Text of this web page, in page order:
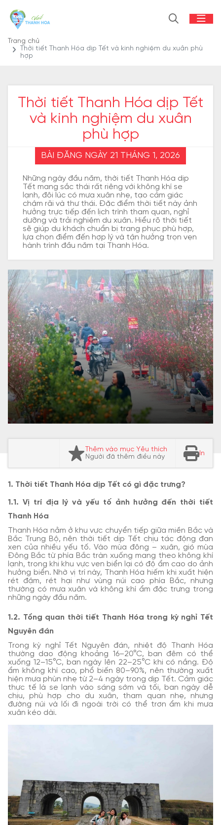
Trang chủ
Thời tiết Thanh Hóa dịp Tết và kinh nghiệm du xuân phù
hợp
Thời tiết Thanh Hóa dịp Tết
và kinh nghiệm du xuân
phù hợp
BÀI ĐĂNG NGÀY 21 THÁNG 1, 2026
Những ngày đầu năm, thời tiết Thanh Hóa dịp
Tết mang sắc thái rất riêng với không khí se
lạnh, đôi lúc có mưa xuân nhẹ, tạo cảm giác
chậm rãi và thư thái. Đặc điểm thời tiết này ảnh
hưởng trực tiếp đến lịch trình tham quan, nghỉ
dưỡng và trải nghiệm du xuân. Hiểu rõ thời tiết
sẽ giúp du khách chuẩn bị trang phục phù hợp,
lựa chọn điểm đến hợp lý và tận hưởng trọn vẹn
hành trình đầu năm tại Thanh Hóa.
Thêm vào mục Yêu thích
Người đã thêm điều này
In
1. Thời tiết Thanh Hóa dịp Tết có gì đặc trưng?
1.1. Vị trí địa lý và yếu tố ảnh hưởng đến thời tiết
Thanh Hóa
Thanh Hóa nằm ở khu vực chuyển tiếp giữa miền Bắc và
Bắc Trung Bộ, nên thời tiết dịp Tết chịu tác động đan
xen của nhiều yếu tố. Vào mùa đông – xuân, gió mùa
Đông Bắc từ phía Bắc tràn xuống mang theo không khí
lạnh, trong khi khu vực ven biển lại có độ ẩm cao do ảnh
hưởng biển. Nhờ vị trí này, Thanh Hóa hiếm khi xuất hiện
rét đậm, rét hại như vùng núi cao phía Bắc, nhưng
thường có mưa xuân và không khí ẩm đặc trưng trong
những ngày đầu năm.
1.2. Tổng quan thời tiết Thanh Hóa trong kỳ nghỉ Tết
Nguyên đán
Trong kỳ nghỉ Tết Nguyên đán, nhiệt độ Thanh Hóa
thường dao động khoảng 16–20°C, ban đêm có thể
xuống 12–15°C, ban ngày lên 22–25°C khi có nắng. Độ
ẩm không khí cao, phổ biến 80–90%, nên thường xuất
hiện mưa phùn nhẹ từ 2–4 ngày trong dịp Tết. Cảm giác
thực tế là se lạnh vào sáng sớm và tối, ban ngày dễ
chịu, phù hợp cho du xuân, tham quan nhẹ, nhưng
đường núi và lối đi ngoài trời có thể trơn ẩm khi mưa
xuân kéo dài.